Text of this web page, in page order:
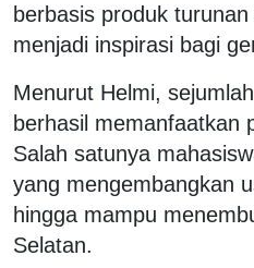
berbasis produk
menjadi inspirasi bagi
Menurut Helmi,
berhasil memanfaatkan
Salah satunya
yang mengembangkan
hingga mampu
Selatan.